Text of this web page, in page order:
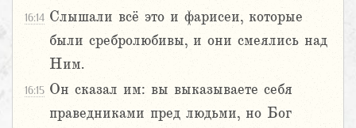
16:14 Слышали всё это и фарисеи, которые
были сребролюбивы, и они смеялись над
Ним.
16:15 Он сказал им: вы выказываете себя
праведниками пред людьми, но Бог